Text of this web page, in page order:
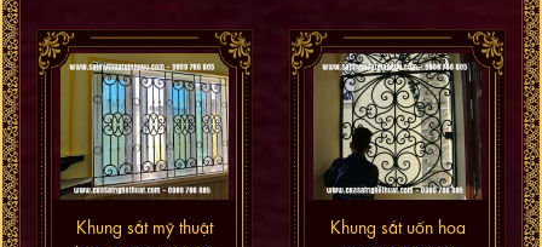
Khung sắt mỹ thuật
Khung sắt uốn hoa